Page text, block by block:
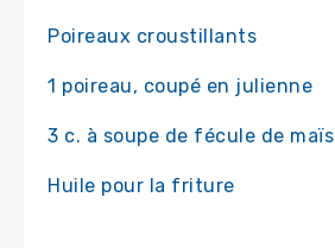
Poireaux croustillants
1 poireau, coupé en julienne
3 c. à soupe de fécule de maïs
Huile pour la friture